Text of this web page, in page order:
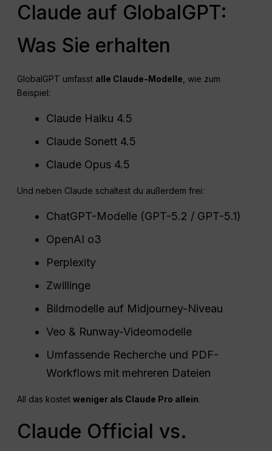
Claude auf GlobalGPT:
Was Sie erhalten
GlobalGPT umfasst alle Claude-Modelle , wie zum
Beispiel:
Claude Haiku 4.5
Claude Sonett 4.5
Claude Opus 4.5
Und neben Claude schaltest du außerdem frei:
ChatGPT-Modelle (GPT-5.2 / GPT-5.1)
OpenAI o3
Perplexity
Zwillinge
Bildmodelle auf Midjourney-Niveau
Veo & Runway-Videomodelle
Umfassende Recherche und PDF-
Workflows mit mehreren Dateien
All das kostetweniger als Claude Pro allein.
Claude Official vs.